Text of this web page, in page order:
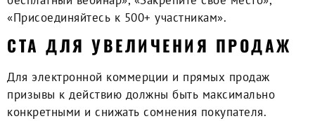
«Присоединяйтесь к 500+ участникам».
CTA ДЛЯ УВЕЛИЧЕНИЯ ПРОДАЖ
Для электронной коммерции и прямых продаж
призывы к действию должны быть максимально
конкретными и снижать сомнения покупателя.